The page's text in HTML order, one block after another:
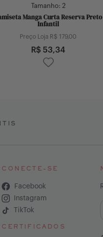
Tamanho: 2
Manga Curta Reserva Preto
Infantil
Preço Loja R$ 179,00
R$ 53,34
CONECTE-SE
Facebook
Instagram
TikTok
CERTIFICADOS